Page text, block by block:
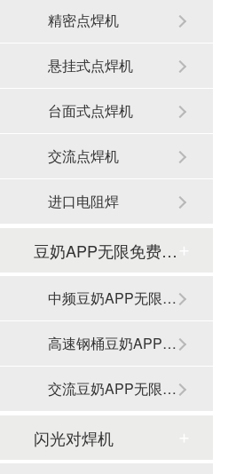
精密点焊机
悬挂式点焊机
台面式点焊机
交流点焊机
进口电阻焊
豆奶APP无限免费观看滚焊机
中频豆奶APP无限免费观看
高速钢桶豆奶APP无限免费观看
交流豆奶APP无限免费观看
闪光对焊机